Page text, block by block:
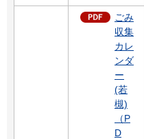
ごみ
収集
カレ
ンダ
ー
(若
槻)
（P
D